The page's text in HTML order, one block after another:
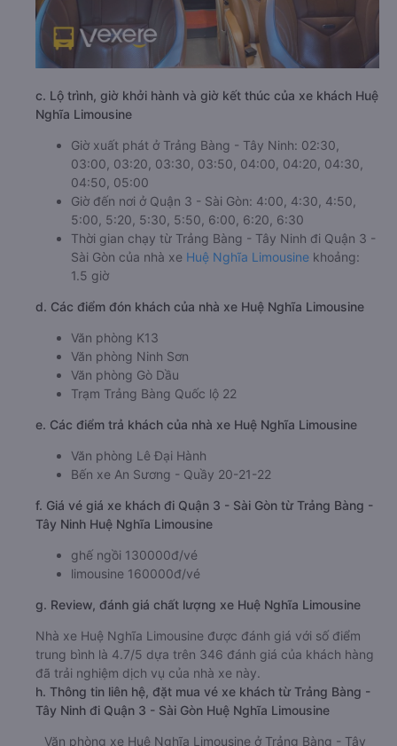
c. Lộ trình, giờ khởi hành và giờ kết thúc của xe khách Huệ
Nghĩa Limousine
Giờ xuất phát ở Trảng Bàng - Tây Ninh: 02:30,
03:00, 03:20, 03:30, 03:50, 04:00, 04:20, 04:30,
04:50, 05:00
Giờ đến nơi ở Quận 3 - Sài Gòn: 4:00, 4:30, 4:50,
5:00, 5:20, 5:30, 5:50, 6:00, 6:20, 6:30
Thời gian chạy từ Trảng Bàng - Tây Ninh đi Quận 3 -
1.5 giờ
d. Các điểm đón khách của nhà xe Huệ Nghĩa Limousine
Văn phòng K13
Văn phòng Ninh Sơn
Trạm Trảng Bàng Quốc lộ 22
Văn phòng Lê Đại Hành
f. Giá vé giá xe khách đi Quận 3 - Sài Gòn từ Trảng Bàng -
limousine 160000đ/vé
g. Review, đánh giá chất lượng xe Huệ Nghĩa Limousine
Nhà xe Huệ Nghĩa Limousine được đánh giá với số điểm
trung bình là 4.7/5 dựa trên 346 đánh giá của khách hàng
đã trải nghiệm dịch vụ của nhà xe này.